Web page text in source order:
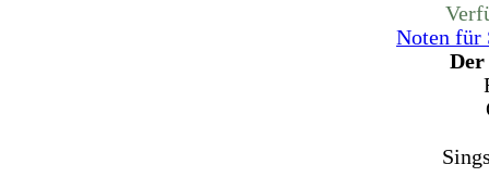
Noten für
Der